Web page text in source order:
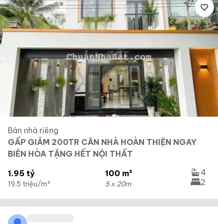
Bán nhà riêng
GẤP GIẢM 200TR CĂN NHÀ HOÀN THIỆN NGAY
BIÊN HÒA TẶNG HẾT NỘI THẤT
1.95 tỷ
19.5 triệu/m²
100 m²
5 x 20m
4
2